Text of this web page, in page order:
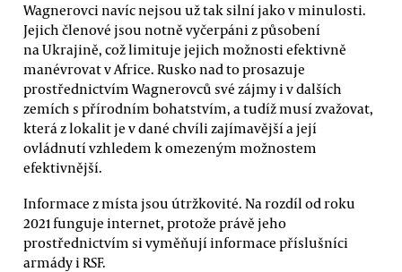
Wagnerovci navíc nejsou už tak silní jako v minulosti.
Jejich členové jsou notně vyčerpáni z působení
na Ukrajině, což limituje jejich možnosti efektivně
manévrovat v Africe. Rusko nad to prosazuje
prostřednictvím Wagnerovců své zájmy i v dalších
zemích s přírodním bohatstvím, a tudíž musí zvažovat,
která z lokalit je v dané chvíli zajímavější a její
ovládnutí vzhledem k omezeným možnostem
efektivnější.
Informace z místa jsou útržkovité. Na rozdíl od roku
2021 funguje internet, protože právě jeho
prostřednictvím si vyměňují informace příslušníci
armády i RSF.